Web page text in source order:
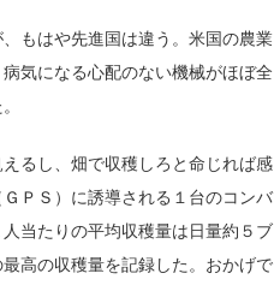
もはや先進国は違う。米国の農業
気になる心配のない機械がほぼ全
るし、畑で収穫しろと命じれば感
ＰＳ）に誘導される１台のコンバ
当たりの平均収穫量は日量約５ブ
高の収穫量を記録した。おかげで